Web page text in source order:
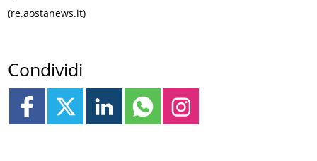
(re.aostanews.it)
Condividi